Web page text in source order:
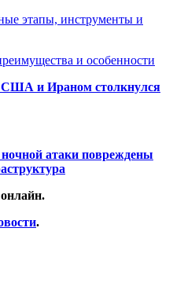
этапы, инструменты и
и особенности
США и Ираном столкнулся
атаки повреждены
онлайн.
.